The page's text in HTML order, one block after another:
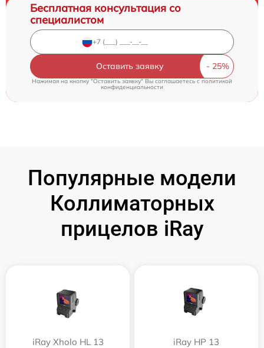
Бесплатная консультация со
специалистом
Оставить заявку
Нажимая на кнопку "Оставить заявку" Вы соглашаетесь cполитикой
конфиденциальности
Популярные модели
Коллиматорных
прицелов iRay
iRay Xholo HL 13 iRay HP 13